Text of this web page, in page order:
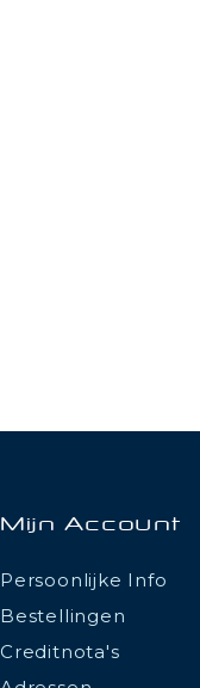
Mijn Account
Persoonlijke Info
Bestellingen
Creditnota's